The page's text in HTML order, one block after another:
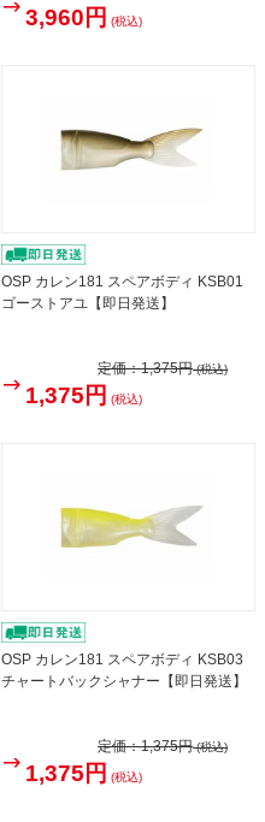
3,960円 (税込)
OSP カレン181 スペアボディ KSB01
ゴーストアユ【即日発送】
定価：1,375円(税込)
1,375円 (税込)
OSP カレン181 スペアボディ KSB03
チャートバックシャナー【即日発送】
定価：1,375円(税込)
1,375円 (税込)